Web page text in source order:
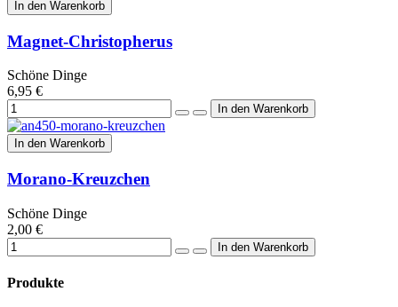
In den Warenkorb
Magnet-Christopherus
Schöne Dinge
6,95 €
In den Warenkorb
Morano-Kreuzchen
Schöne Dinge
2,00 €
Produkte